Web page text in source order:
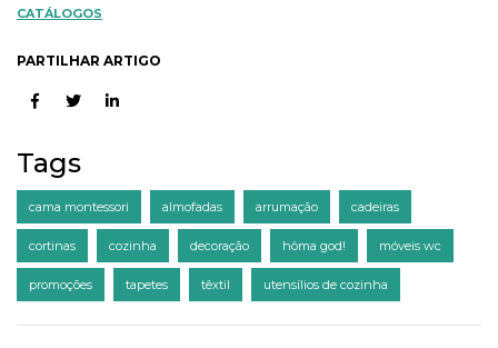
CATÁLOGOS
PARTILHAR ARTIGO
Tags
cama montessori almofadas arrumação cadeiras
cortinas cozinha decoração hôma god! móveis wc
promoções tapetes têxtil utensílios de cozinha